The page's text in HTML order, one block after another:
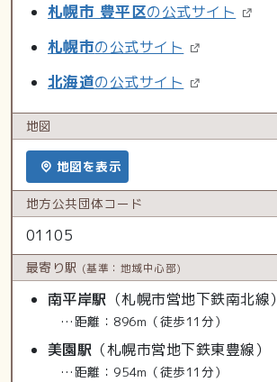
札幌市 豊平区の公式サイト
札幌市の公式サイト
北海道の公式サイト
地図
地図を表示
地方公共団体コード
01105
最寄り駅 (基準：地域中心部)
南平岸駅 （札幌市営地下鉄南北線）
…距離：896m（徒歩11分）
美園駅 （札幌市営地下鉄東豊線）
…距離：954m（徒歩11分）